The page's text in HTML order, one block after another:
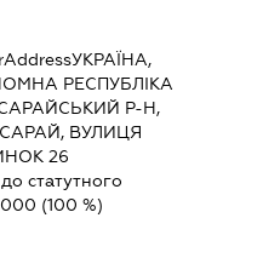
УКРАЇНА,
РЕСПУБЛІКА
Р-Н,
ВУЛИЦЯ
26
статутного
000 (100 %)